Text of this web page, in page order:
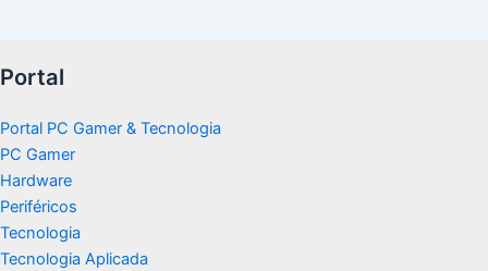
Portal
Portal PC Gamer & Tecnologia
PC Gamer
Hardware
Periféricos
Tecnologia
Tecnologia Aplicada